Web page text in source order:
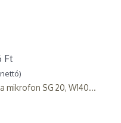
Ft
mikrofon SG 20, W140...